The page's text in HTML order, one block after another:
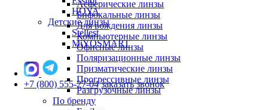
Асферические линзы
Бифокальные линзы
Для вождения линзы
Компьютерные линзы
Офисные линзы
Поляризационные линзы
Призматические линзы
Прогрессивные линзы
Разгрузочные линзы
По бренду
HOYA
Детские линзы
Stellest
MiYOSMART
+7 (800) 555-27-04 заказать звонок